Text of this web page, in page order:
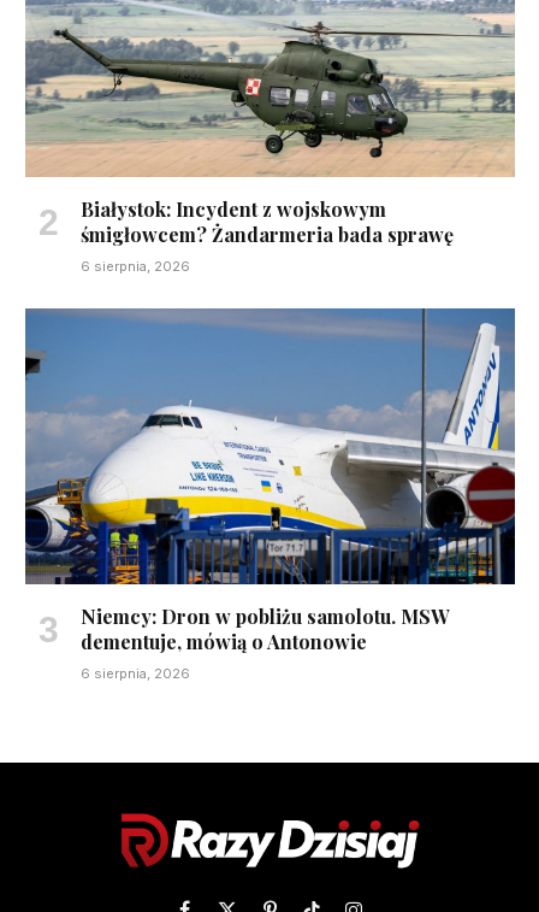
Białystok: Incydent z wojskowym
śmigłowcem? Żandarmeria bada sprawę
6 sierpnia, 2026
Niemcy: Dron w pobliżu samolotu. MSW
dementuje, mówią o Antonowie
6 sierpnia, 2026